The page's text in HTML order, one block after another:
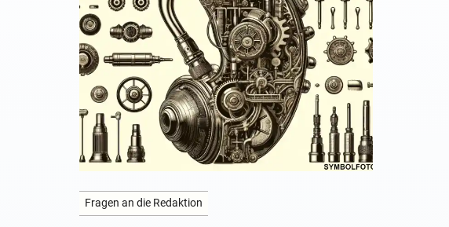
Fragen an die Redaktion